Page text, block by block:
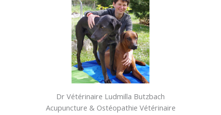
Dr Vétérinaire Ludmilla Butzbach
Acupuncture & Ostéopathie Vétérinaire